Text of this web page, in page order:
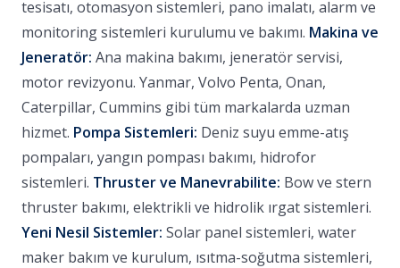
tesisatı, otomasyon sistemleri, pano imalatı, alarm ve
monitoring sistemleri kurulumu ve bakımı. Makina ve
Jeneratör: Ana makina bakımı, jeneratör servisi,
motor revizyonu. Yanmar, Volvo Penta, Onan,
Caterpillar, Cummins gibi tüm markalarda uzman
hizmet. Pompa Sistemleri: Deniz suyu emme-atış
pompaları, yangın pompası bakımı, hidrofor
sistemleri. Thruster ve Manevrabilite: Bow ve stern
thruster bakımı, elektrikli ve hidrolik ırgat sistemleri.
Yeni Nesil Sistemler: Solar panel sistemleri, water
maker bakım ve kurulum, ısıtma-soğutma sistemleri,